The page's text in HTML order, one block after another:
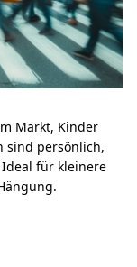
Markt, Kinder
sind persönlich,
für kleinere